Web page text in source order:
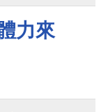
力來